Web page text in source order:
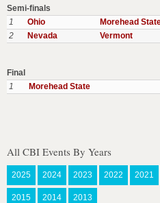
Semi-finals
1
Ohio Morehead
2
Nevada Vermont
Final
1
Morehead State
All CBI Events By Years
2025 2024 2023 2022 2021
2015 2014 2013